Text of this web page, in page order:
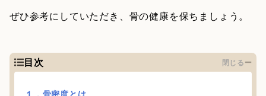
ぜひ参考にしていただき、骨の健康を保ちましょう。
目次 閉じる
１．骨密度とは